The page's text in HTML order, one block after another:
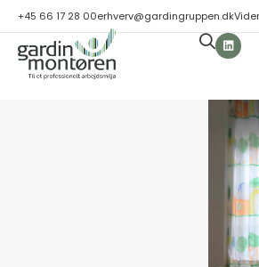
+45 66 17 28 00erhverv@gardingruppen.dk